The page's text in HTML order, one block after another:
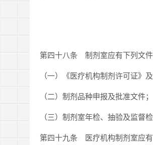
第四十八条 制剂室应有下列文件
（一）《医疗机构制剂许可证》
（二）制剂品种申报及批准文件；
（三）制剂室年检、抽验及监督
第四十九条 医疗机构制剂室应有